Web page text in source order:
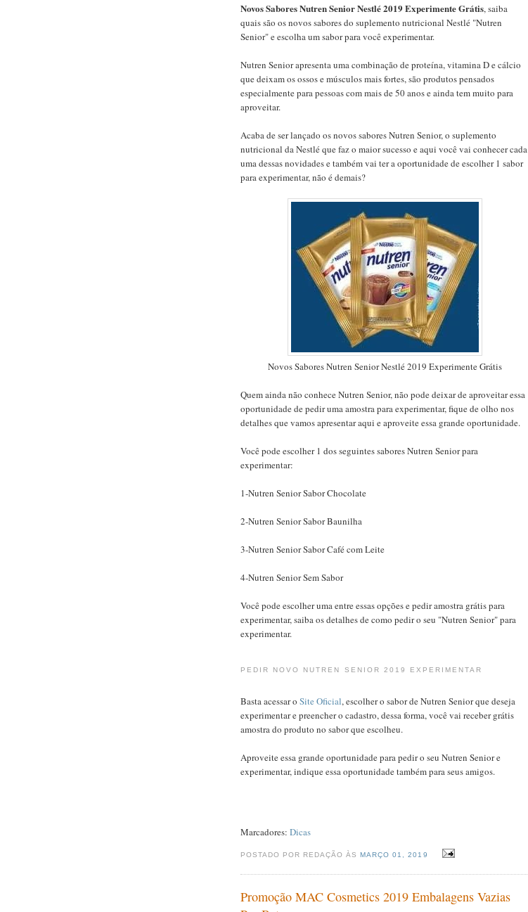
Novos Sabores Nutren Senior Nestlé 2019 Experimente Grátis, saiba
quais são os novos sabores do suplemento nutricional Nestlé "Nutren
Senior" e escolha um sabor para você experimentar.
Nutren Senior apresenta uma combinação de proteína, vitamina D e cálcio
que deixam os ossos e músculos mais fortes, são produtos pensados
especialmente para pessoas com mais de 50 anos e ainda tem muito para
aproveitar.
Acaba de ser lançado os novos sabores Nutren Senior, o suplemento
nutricional da Nestlé que faz o maior sucesso e aqui você vai conhecer cada
uma dessas novidades e também vai ter a oportunidade de escolher 1 sabor
para experimentar, não é demais?
Novos Sabores Nutren Senior Nestlé 2019 Experimente Grátis
Quem ainda não conhece Nutren Senior, não pode deixar de aproveitar essa
oportunidade de pedir uma amostra para experimentar, fique de olho nos
detalhes que vamos apresentar aqui e aproveite essa grande oportunidade.
Você pode escolher 1 dos seguintes sabores Nutren Senior para
experimentar:
1-Nutren Senior Sabor Chocolate
2-Nutren Senior Sabor Baunilha
3-Nutren Senior Sabor Café com Leite
4-Nutren Senior Sem Sabor
Você pode escolher uma entre essas opções e pedir amostra grátis para
experimentar, saiba os detalhes de como pedir o seu "Nutren Senior" para
experimentar.
PEDIR NOVO NUTREN SENIOR 2019 EXPERIMENTAR
Basta acessar o Site Oficial, escolher o sabor de Nutren Senior que deseja
experimentar e preencher o cadastro, dessa forma, você vai receber grátis
amostra do produto no sabor que escolheu.
Aproveite essa grande oportunidade para pedir o seu Nutren Senior e
experimentar, indique essa oportunidade também para seus amigos.
Marcadores: Dicas
POSTADO POR REDAÇÃO ÀSMARÇO 01, 2019
Promoção MAC Cosmetics 2019 Embalagens Vazias